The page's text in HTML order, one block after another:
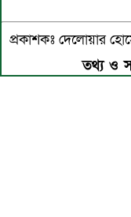
প্রকাশকঃ দেলোয়ার
তথ্য ও